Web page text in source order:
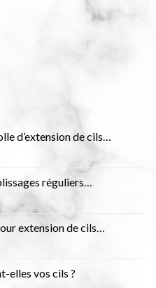
d’extension de cils…
réguliers…
extension de cils…
elles vos cils ?